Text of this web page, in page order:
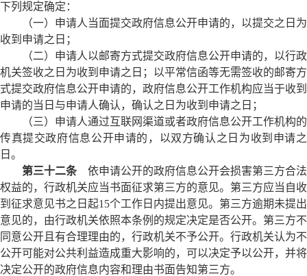
下列规定确定：
（一）申请人当面提交政府信息公开申请的，以提交之日为
收到申请之日；
（二）申请人以邮寄方式提交政府信息公开申请的，以行政
机关签收之日为收到申请之日；以平常信函等无需签收的邮寄方
式提交政府信息公开申请的，政府信息公开工作机构应当于收到
申请的当日与申请人确认，确认之日为收到申请之日；
（三）申请人通过互联网渠道或者政府信息公开工作机构的
传真提交政府信息公开申请的，以双方确认之日为收到申请之
日。
第三十二条依申请公开的政府信息公开会损害第三方合法
权益的，行政机关应当书面征求第三方的意见。第三方应当自收
到征求意见书之日起15个工作日内提出意见。第三方逾期未提出
意见的，由行政机关依照本条例的规定决定是否公开。第三方不
同意公开且有合理理由的，行政机关不予公开。行政机关认为不
公开可能对公共利益造成重大影响的，可以决定予以公开，并将
决定公开的政府信息内容和理由书面告知第三方。